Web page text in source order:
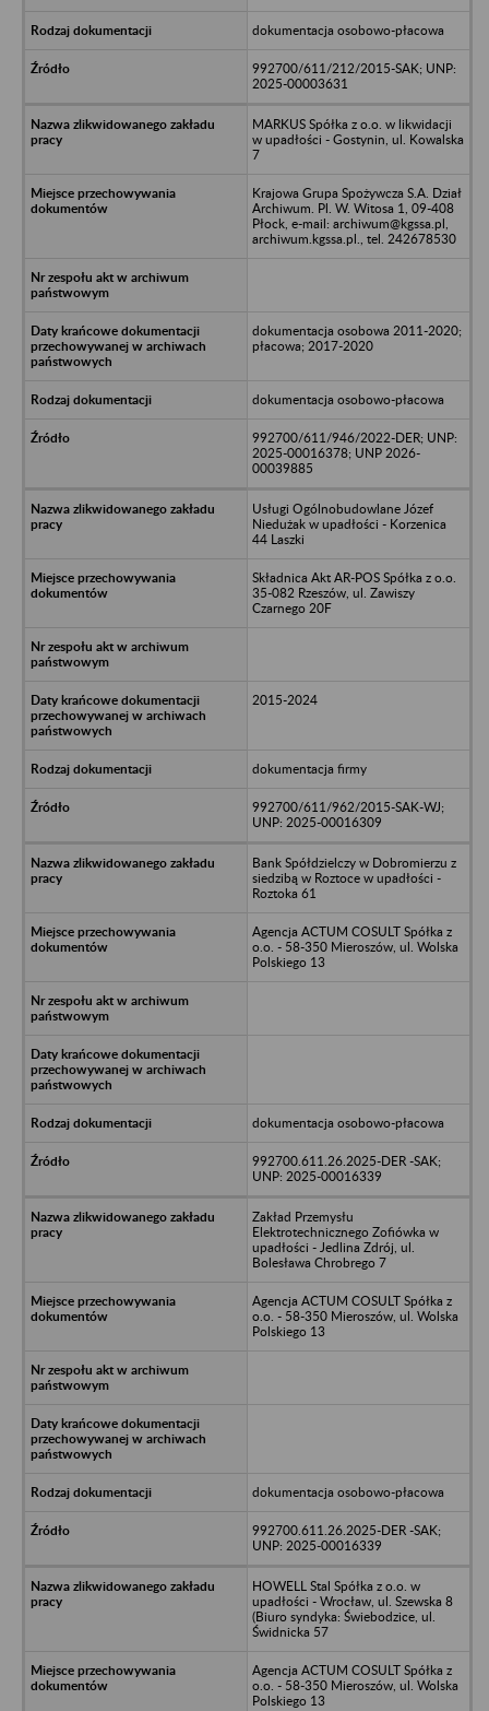
dokumentacja osobowo-płacowa
992700/611/212/2015-SAK; UNP:
2025-00003631
MARKUS Spółka z o.o. w likwidacji
w upadłości - Gostynin, ul. Kowalska
7
Krajowa Grupa Spożywcza S.A. Dział
Archiwum. Pl. W. Witosa 1, 09-408
Płock, e-mail: archiwum@kgssa.pl,
archiwum.kgssa.pl., tel. 242678530
dokumentacja osobowa 2011-2020;
płacowa; 2017-2020
dokumentacja osobowo-płacowa
992700/611/946/2022-DER; UNP:
2025-00016378; UNP 2026-
00039885
Usługi Ogólnobudowlane Józef
Niedużak w upadłości - Korzenica
44 Laszki
Składnica Akt AR-POS Spółka z o.o.
35-082 Rzeszów, ul. Zawiszy
Czarnego 20F
2015-2024
dokumentacja firmy
992700/611/962/2015-SAK-WJ;
UNP: 2025-00016309
Bank Spółdzielczy w Dobromierzu z
siedzibą w Roztoce w upadłości -
Roztoka 61
Agencja ACTUM COSULT Spółka z
o.o. - 58-350 Mieroszów, ul. Wolska
Polskiego 13
dokumentacja osobowo-płacowa
992700.611.26.2025-DER -SAK;
UNP: 2025-00016339
Zakład Przemysłu
Elektrotechnicznego Zofiówka w
upadłości - Jedlina Zdrój, ul.
Bolesława Chrobrego 7
Agencja ACTUM COSULT Spółka z
o.o. - 58-350 Mieroszów, ul. Wolska
Polskiego 13
dokumentacja osobowo-płacowa
992700.611.26.2025-DER -SAK;
UNP: 2025-00016339
HOWELL Stal Spółka z o.o. w
upadłości - Wrocław, ul. Szewska 8
(Biuro syndyka: Świebodzice, ul.
Świdnicka 57
Agencja ACTUM COSULT Spółka z
o.o. - 58-350 Mieroszów, ul. Wolska
Polskiego 13